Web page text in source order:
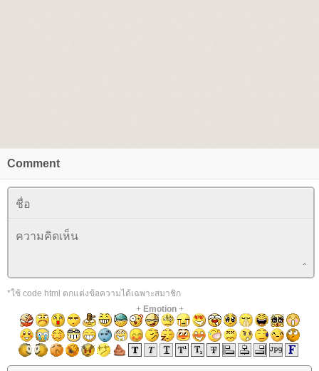
Comment
*ใช้ code html ตกแต่งข้อความได้เฉพาะสมาชิก
+ Emotion+